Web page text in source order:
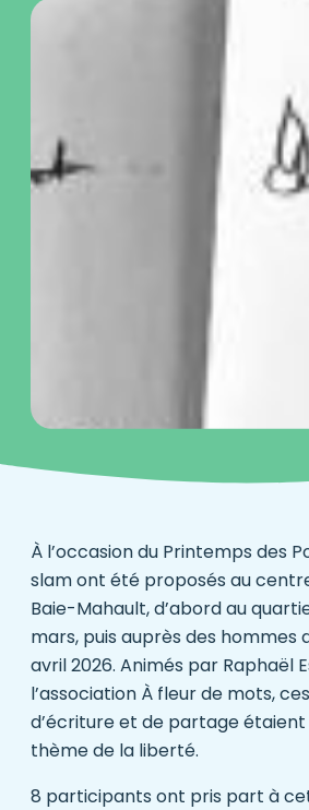
À l’occasion du Printemps des
slam ont été proposés au
Baie-Mahault, d’abord au
mars, puis auprès des hommes
avril 2026. Animés par Raphaël
l’association À fleur de mots,
d’écriture et de partage
thème de la liberté.
8 participants ont pris part à